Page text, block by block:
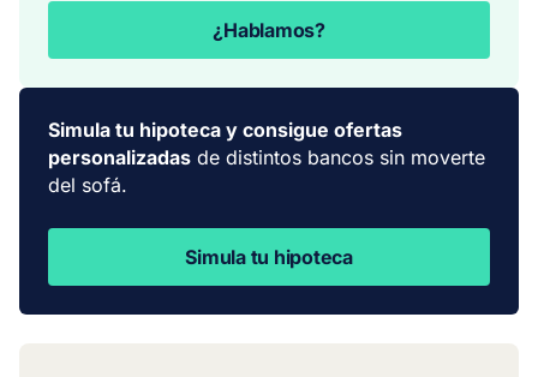
¿Hablamos?
Simula tu hipoteca y consigue ofertas
personalizadas de distintos bancos sin moverte
del sofá.
Simula tu hipoteca